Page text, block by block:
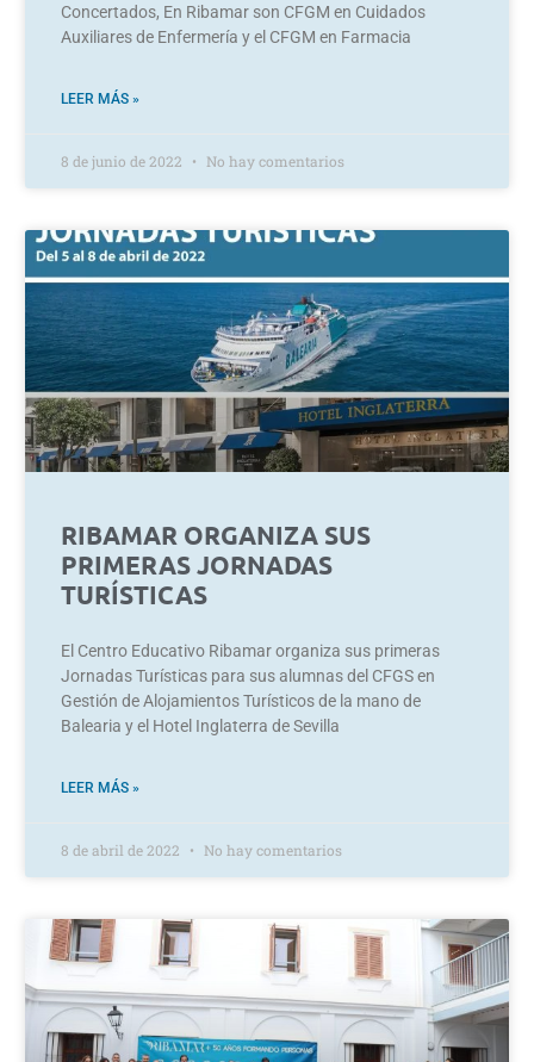
Concertados, En Ribamar son CFGM en Cuidados
Auxiliares de Enfermería y el CFGM en Farmacia
LEER MÁS »
8 de junio de 2022 No hay comentarios
RIBAMAR ORGANIZA SUS
PRIMERAS JORNADAS
TURÍSTICAS
El Centro Educativo Ribamar organiza sus primeras
Jornadas Turísticas para sus alumnas del CFGS en
Gestión de Alojamientos Turísticos de la mano de
Balearia y el Hotel Inglaterra de Sevilla
LEER MÁS »
8 de abril de 2022 No hay comentarios